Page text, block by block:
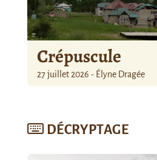
Crépuscule
27 juillet 2026 - Élyne Dragée
DÉCRYPTAGE